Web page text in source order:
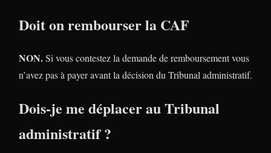
Doit on rembourser la CAF
NON.Si vous contestez la demande de remboursement vous
n’avez pas à payer avant la décision du Tribunal administratif.
Dois-je me déplacer au Tribunal
administratif ?